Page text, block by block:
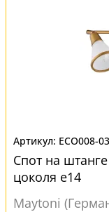
ECO008-
Спот на
цоколя e14
Maytoni